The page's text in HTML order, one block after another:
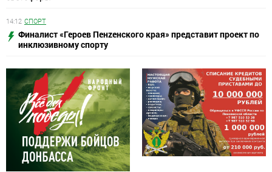
14:12 СПОРТ
Финалист «Героев Пенzенского края» представит проект по
инклюзивному спорту